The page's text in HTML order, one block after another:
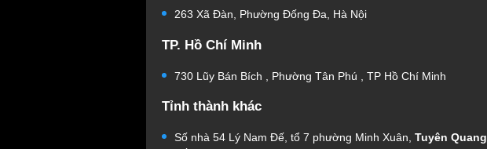
263 Xã Đàn, Phường Đống Đa, Hà Nội
TP. Hồ Chí Minh
730 Lũy Bán Bích , Phường Tân Phú , TP Hồ Chí Minh
Tỉnh thành khác
Số nhà 54 Lý Nam Đế, tổ 7 phường Minh Xuân, Tuyên Quang